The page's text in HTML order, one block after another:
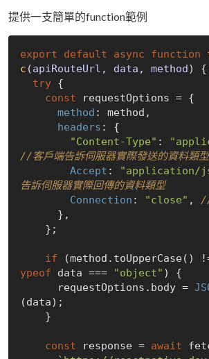
提供一支簡單的function範例
export default async function
c (apiRouteUrl, data, method) {
try {
const requestOptions = {
method : method,
headers : {
"Content-Type" :
//客戶端告訴伺服器實際發送的資料類型
Accept : "application/
告訴伺服器實際回傳的資料類型
Connection : "close" ,
if (method.toUpperCase()
ypeof data === "object" ) {
      requestOptions.body =
(data);
const response = await